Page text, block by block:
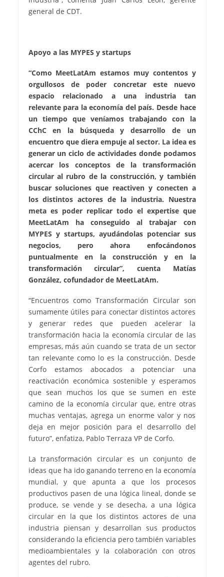
general de CDT.
Apoyo a las MYPES y startups
“Como MeetLatAm estamos muy contentos y
orgullosos de poder concretar este nuevo
espacio relacionado a una industria tan
relevante para la economía del país. Desde hace
un tiempo que veníamos trabajando con la
CChC en la búsqueda y desarrollo de un
encuentro que diera empuje al sector. La idea es
generar un ciclo de actividades donde podamos
acercar los conceptos de la transformación
circular al rubro de la construcción, y también
buscar soluciones que reactiven y conecten a
los distintos actores de la industria. Nuestra
meta es poder replicar todo el expertise que
MeetLatAm ha conseguido al trabajar con
MYPES y startups, ayudándolas potenciar sus
negocios, pero ahora enfocándonos
puntualmente en la construcción y en la
transformación circular”, cuenta Matías
González, cofundador de MeetLatAm.
“Encuentros como Transformación Circular son
sumamente útiles para conectar distintos actores
y generar redes que pueden acelerar la
transformación hacia la economía circular de las
empresas, más aún cuando se trata de un sector
tan relevante como lo es la construcción. Desde
Corfo estamos abocados a potenciar una
reactivación económica sostenible y esperamos
que sean muchos los que se sumen en este
camino de la economía circular que, entre otras
muchas ventajas, agrega un enorme valor y nos
deja en mejor posición para el desarrollo del
futuro”, enfatiza, Pablo Terraza VP de Corfo.
La transformación circular es un conjunto de
ideas que ha ido ganando terreno en la economía
mundial, y que apunta a que los procesos
productivos pasen de una lógica lineal, donde se
produce, se vende y se desecha, a una lógica
circular en la que los distintos actores de una
industria piensan y desarrollan sus productos
considerando la eficiencia pero también variables
medioambientales y la colaboración con otros
agentes del rubro.